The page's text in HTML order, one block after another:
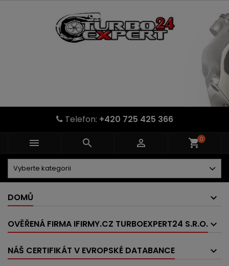
Telefon: +420 725 425 366
   shopping_cart0
DOMŮ
OVĚŘENÁ FIRMA IFIRMY.CZ TURBOEXPERT24 S.R.O.
NÁŠ CERTIFIKÁT V EVROPSKÉ DATABANCE